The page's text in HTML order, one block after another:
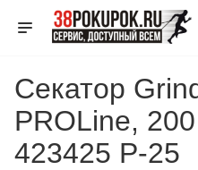
Секатор
PROLine,
423425 P-25